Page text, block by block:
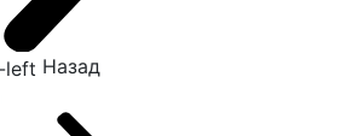
Назад